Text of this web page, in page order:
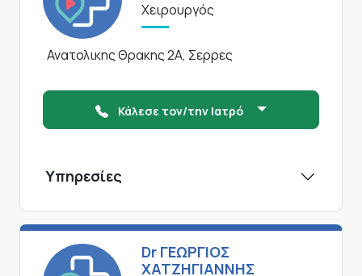
Χειρουργός
Ανατολικης Θρακης 2Α, Σερρες
Κάλεσε τον/την Ιατρό
Υπηρεσίες
Dr ΓΕΩΡΓΙΟΣ
ΧΑΤΖΗΓΙΑΝΝΗΣ